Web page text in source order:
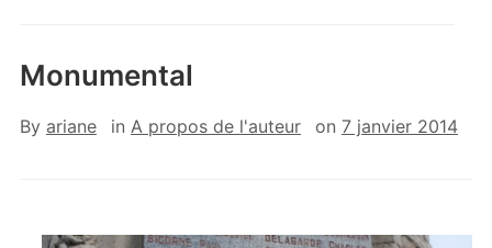
Monumental
By ariane in A propos de l'auteur on 7 janvier 2014